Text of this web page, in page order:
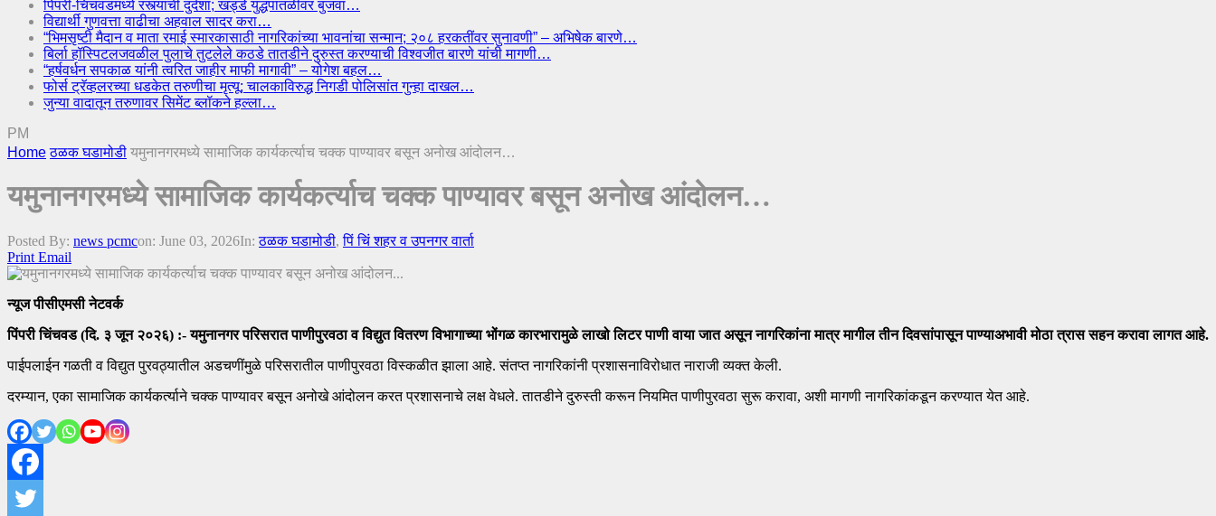
पिंपरी-चिंचवडमध्ये रस्त्यांची दुर्दशा; खड्डे युद्धपातळीवर बुजवा…
विद्यार्थी गुणवत्ता वाढीचा अहवाल सादर करा…
“भिमसृष्टी मैदान व माता रमाई स्मारकासाठी नागरिकांच्या भावनांचा सन्मान; २०८ हरकतींवर सुनावणी” – अभिषेक बारणे…
बिर्ला हॉस्पिटलजवळील पुलाचे तुटलेले कठडे तातडीने दुरुस्त करण्याची विश्वजीत बारणे यांची मागणी…
“हर्षवर्धन सपकाळ यांनी त्वरित जाहीर माफी मागावी” – योगेश बहल…
फोर्स ट्रॅव्हलरच्या धडकेत तरुणीचा मृत्यू; चालकाविरुद्ध निगडी पोलिसांत गुन्हा दाखल…
जुन्या वादातून तरुणावर सिमेंट ब्लॉकने हल्ला…
PM
Home ठळक घडामोडी यमुनानगरमध्ये सामाजिक कार्यकर्त्याच चक्क पाण्यावर बसून अनोख आंदोलन…
यमुनानगरमध्ये सामाजिक कार्यकर्त्याच चक्क पाण्यावर बसून अनोख आंदोलन…
Posted By: news pcmcon: June 03, 2026In:ठळक घडामोडी,पिं चिं शहर व उपनगर वार्ता
Print Email
न्यूज पीसीएमसी नेटवर्क
पिंपरी चिंचवड (दि. ३ जून २०२६) :- यमुनानगर परिसरात पाणीपुरवठा व विद्युत वितरण विभागाच्या भोंगळ कारभारामुळे लाखो लिटर पाणी वाया जात असून नागरिकांना मात्र मागील तीन दिवसांपासून पाण्याअभावी मोठा त्रास सहन करावा लागत आहे.
पाईपलाईन गळती व विद्युत पुरवठ्यातील अडचणींमुळे परिसरातील पाणीपुरवठा विस्कळीत झाला आहे. संतप्त नागरिकांनी प्रशासनाविरोधात नाराजी व्यक्त केली.
दरम्यान, एका सामाजिक कार्यकर्त्याने चक्क पाण्यावर बसून अनोखे आंदोलन करत प्रशासनाचे लक्ष वेधले. तातडीने दुरुस्ती करून नियमित पाणीपुरवठा सुरू करावा, अशी मागणी नागरिकांकडून करण्यात येत आहे.